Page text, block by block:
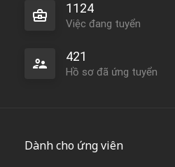
1124
Việc đang tuyển
421
Hồ sơ đã ứng tuyển
Dành cho ứng viên